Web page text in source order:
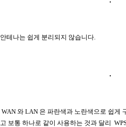
안테나는 쉽게 분리되지 않습니다.
WAN 와 LAN 은 파란색과 노란색으로 쉽게
고 보통 하나로 같이 사용하는 것과 달리